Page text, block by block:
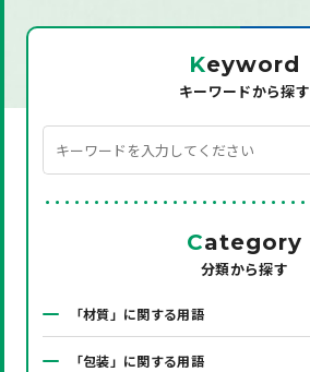
Keyword
キーワードから探す
Category
分類から探す
「材質」に関する用語
「包装」に関する用語